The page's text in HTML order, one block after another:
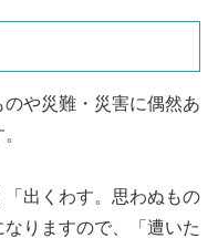
のや災難・災害に偶然あ
出くわす。思わぬもの
りますので、「遭いた